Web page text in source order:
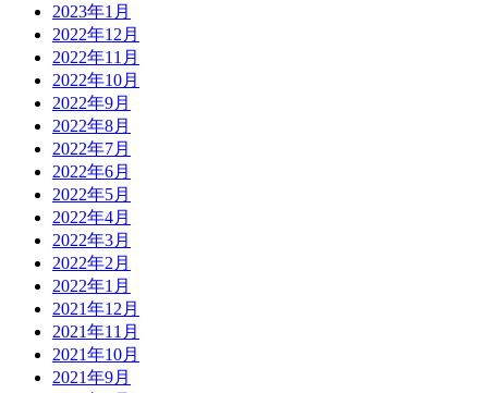
2023年1月
2022年12月
2022年11月
2022年10月
2022年9月
2022年8月
2022年7月
2022年6月
2022年5月
2022年4月
2022年3月
2022年2月
2022年1月
2021年12月
2021年11月
2021年10月
2021年9月